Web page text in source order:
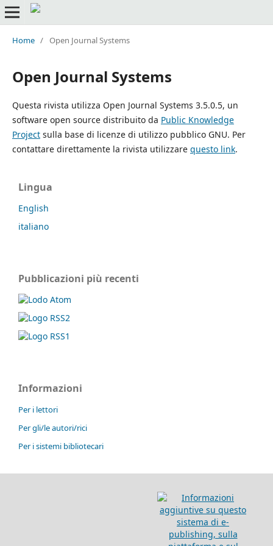
Home / Open Journal Systems
Open Journal Systems
Questa rivista utilizza Open Journal Systems 3.5.0.5, un
software open source distribuito da Public Knowledge
Projectsulla base di licenze di utilizzo pubblico GNU. Per
contattare direttamente la rivista utilizzare questo link.
Lingua
English
italiano
Pubblicazioni più recenti
Informazioni
Per i lettori
Per gli/le autori/rici
Per i sistemi bibliotecari